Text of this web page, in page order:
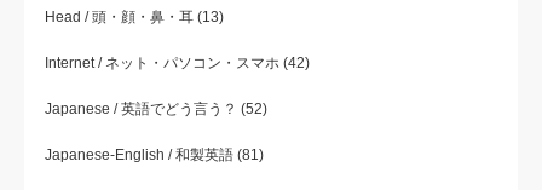
Head / 頭・顔・鼻・耳 (13)
Internet / ネット・パソコン・スマホ (42)
Japanese / 英語でどう言う？ (52)
Japanese-English / 和製英語 (81)